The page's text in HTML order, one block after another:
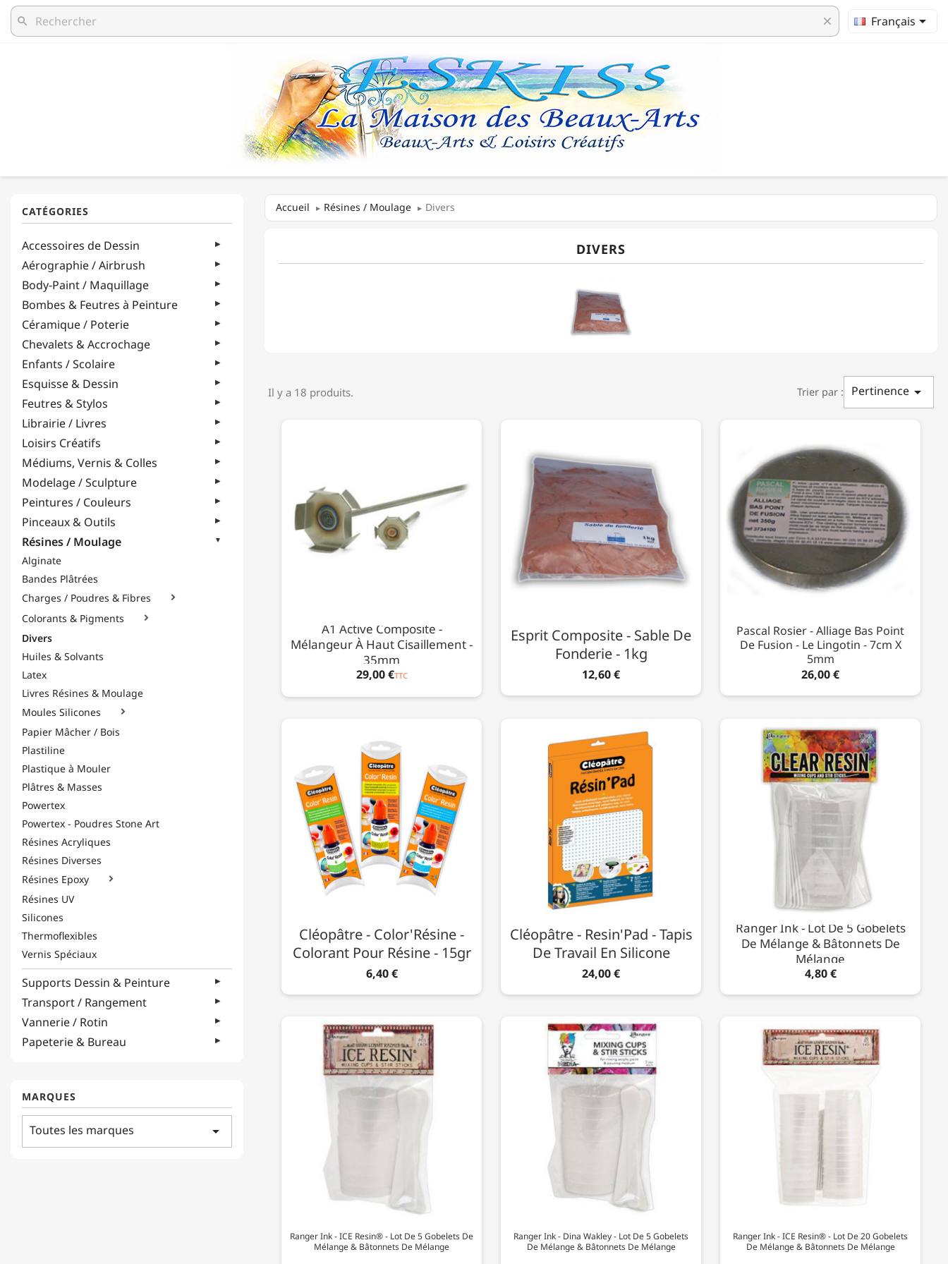
search clear Français
Accessoires de Dessin
Aérographie / Airbrush
Body-Paint / Maquillage
Bombes & Feutres à Peinture
Céramique / Poterie
Chevalets & Accrochage
Enfants / Scolaire
Esquisse & Dessin
Feutres & Stylos
Librairie / Livres
Loisirs Créatifs
Médiums, Vernis & Colles
Modelage / Sculpture
Peintures / Couleurs
Pinceaux & Outils
Résines / Moulage
Alginate
Bandes Plâtrées
Charges / Poudres & Fibres

Colorants & Pigments 
Divers
Huiles & Solvants
Latex
Livres Résines & Moulage
Moules Silicones

Papier Mâcher / Bois
Plastiline
Plastique à Mouler
Plâtres & Masses
Powertex
Powertex - Poudres Stone Art
Résines Acryliques
Résines Diverses
Résines Epoxy

Résines UV
Silicones
Thermoflexibles
Vernis Spéciaux
Supports Dessin & Peinture
Transport / Rangement
Vannerie / Rotin
Papeterie & Bureau
MARQUES
Toutes les marques arrow_drop_down
Accueil Résines / Moulage Divers
DIVERS
Il y a 18 produits. Trier par : Pertinence 
A1 Active Composite -
Mélangeur À Haut Cisaillement -
35mm
29,00 €TTC
Esprit Composite - Sable De
Fonderie - 1kg
12,60 €
Pascal Rosier - Alliage Bas Point
De Fusion - Le Lingotin - 7cm X
5mm
26,00 €
Cléopâtre - Color'Résine -
Colorant Pour Résine - 15gr
6,40 €
Cléopâtre - Resin'Pad - Tapis
De Travail En Silicone
24,00 €
Ranger Ink - Lot De 5 Gobelets
De Mélange & Bâtonnets De
Mélange
4,80 €
Ranger Ink - ICE Resin® - Lot De 5 Gobelets De
Mélange & Bâtonnets De Mélange
Ranger Ink - Dina Wakley - Lot De 5 Gobelets
De Mélange & Bâtonnets De Mélange
Ranger Ink - ICE Resin® - Lot De 20 Gobelets
De Mélange & Bâtonnets De Mélange